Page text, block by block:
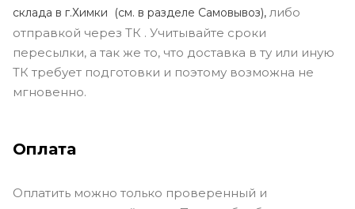
склада в г.Химки (см. в разделе Самовывоз), либо
отправкой через ТК . Учитывайте сроки
пересылки, а так же то, что доставка в ту или иную
ТК требует подготовки и поэтому возможна не
мгновенно.
Оплата
Оплатить можно только проверенный и